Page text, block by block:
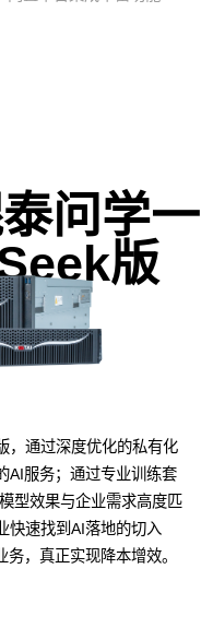
问学一
版
，通过深度优化的私有化
AI服务；通过专业训练套
型效果与企业需求高度匹
快速找到AI落地的切入
，真正实现降本增效。